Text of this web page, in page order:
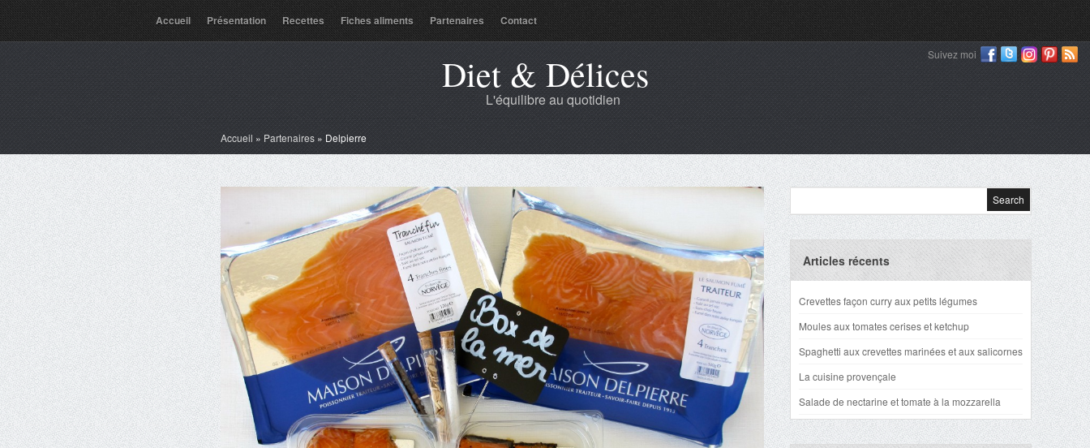
Accueil Présentation Recettes Fiches aliments Partenaires Contact
Suivez moi
Diet & Délices
L'équilibre au quotidien
Accueil » Partenaires » Delpierre
Articles récents
Crevettes façon curry aux petits légumes
Moules aux tomates cerises et ketchup
Spaghetti aux crevettes marinées et aux salicornes
La cuisine provençale
Salade de nectarine et tomate à la mozzarella